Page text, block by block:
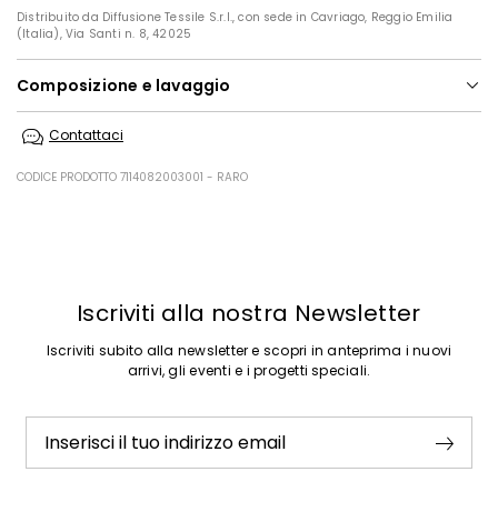
Distribuito da Diffusione Tessile S.r.l., con sede in Cavriago, Reggio Emilia
(Italia), Via Santi n. 8, 42025
Composizione e lavaggio
asciugare appeso in ombra; stirare a max 110; lavare a secco delicato
Contattaci
CODICE PRODOTTO 7114082003001 - RARO
Iscriviti alla nostra Newsletter
Iscriviti subito alla newsletter e scopri in anteprima i nuovi
arrivi, gli eventi e i progetti speciali.
Inserisci il tuo indirizzo email